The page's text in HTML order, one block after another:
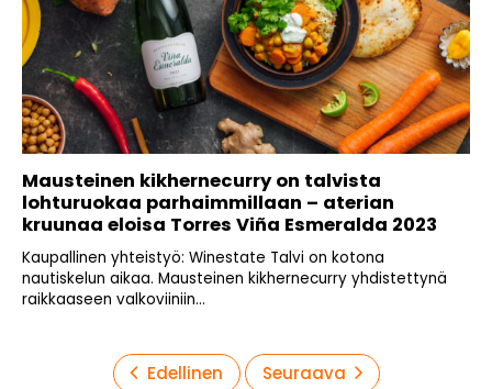
Mausteinen kikhernecurry on talvista
lohturuokaa parhaimmillaan – aterian
kruunaa eloisa Torres Viña Esmeralda 2023
Kaupallinen yhteistyö: Winestate Talvi on kotona
nautiskelun aikaa. Mausteinen kikhernecurry yhdistettynä
raikkaaseen valkoviiniin...
ArtikkelienEdellinen Seuraava